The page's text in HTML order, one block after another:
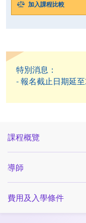
加入課程比較
特別消息：
- 報名截止日期延
課程概覽
導師
費用及入學條件